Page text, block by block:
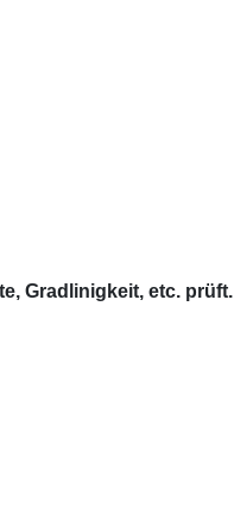
Gradlinigkeit, etc. prüft.